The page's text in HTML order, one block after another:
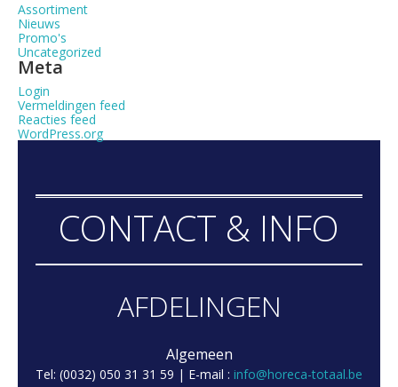
Assortiment
Nieuws
Promo's
Uncategorized
Meta
Login
Vermeldingen feed
Reacties feed
WordPress.org
CONTACT & INFO
AFDELINGEN
Algemeen
Tel: (0032) 050 31 31 59 | E-mail : info@horeca-totaal.be